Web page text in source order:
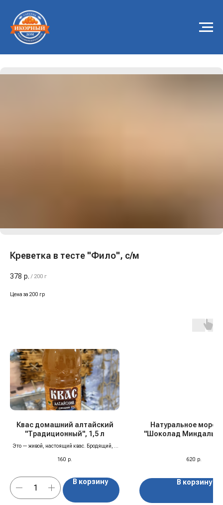
Креветка в тесте "Фило", с/м
378 р. / 200 г
Цена за 200 гр
Квас домашний алтайский
"Традиционный", 1,5 л
Это — живой, настоящий квас. Бродящий, с
160 р.
В корзину
Натуральное
"Шоколад Миндаль",
620 р.
В корзину